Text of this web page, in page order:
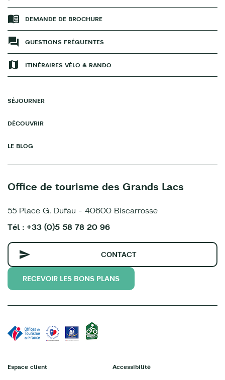
DEMANDE DE BROCHURE
QUESTIONS FRÉQUENTES
ITINÉRAIRES VÉLO & RANDO
SÉJOURNER
DÉCOUVRIR
LE BLOG
Office de tourisme des Grands Lacs
55 Place G. Dufau - 40600 Biscarrosse
Tél : +33 (0)5 58 78 20 96
CONTACT
RECEVOIR LES BONS PLANS
Espace client Accessibilité